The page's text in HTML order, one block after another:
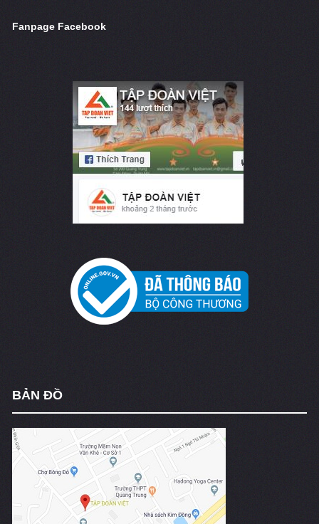
Fanpage Facebook
BẢN ĐỒ